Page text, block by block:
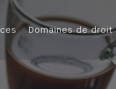
Domaines de droit